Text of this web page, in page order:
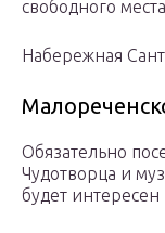
свободного
Набережная
Обязательно
Чудотворца и
будет